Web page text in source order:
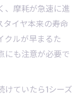
、摩耗が急速に進
タイヤ本来の寿命
クルが早まるた
にも注意が必要で
ていたら1シーズ